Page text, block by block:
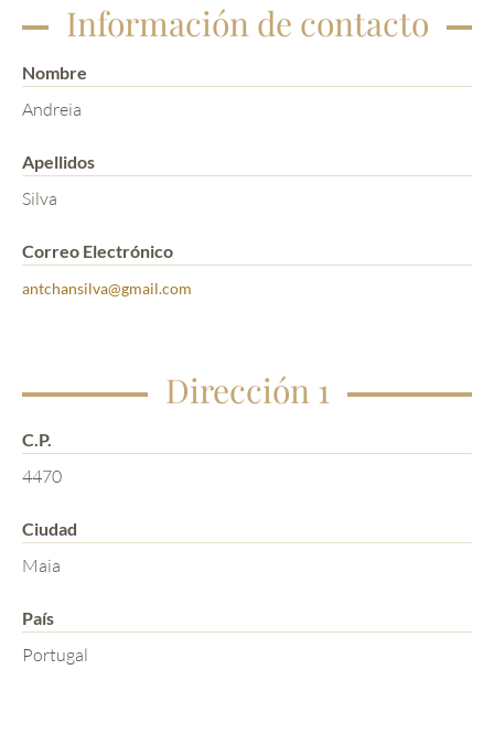
Información de contacto
Nombre
Andreia
Apellidos
Silva
Correo Electrónico
antchansilva@gmail.com
Dirección 1
C.P.
4470
Ciudad
Maia
País
Portugal